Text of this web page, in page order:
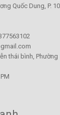
Quốc Dung, P.
thái bình, Phường